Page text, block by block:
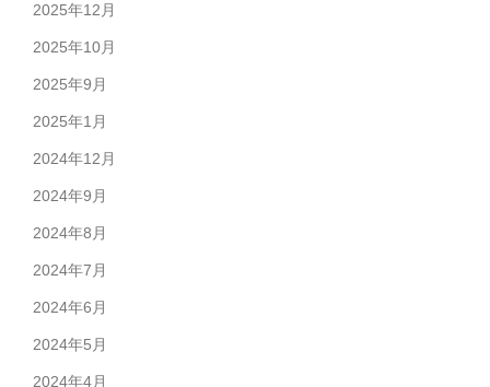
2025年12月
2025年10月
2025年9月
2025年1月
2024年12月
2024年9月
2024年8月
2024年7月
2024年6月
2024年5月
2024年4月